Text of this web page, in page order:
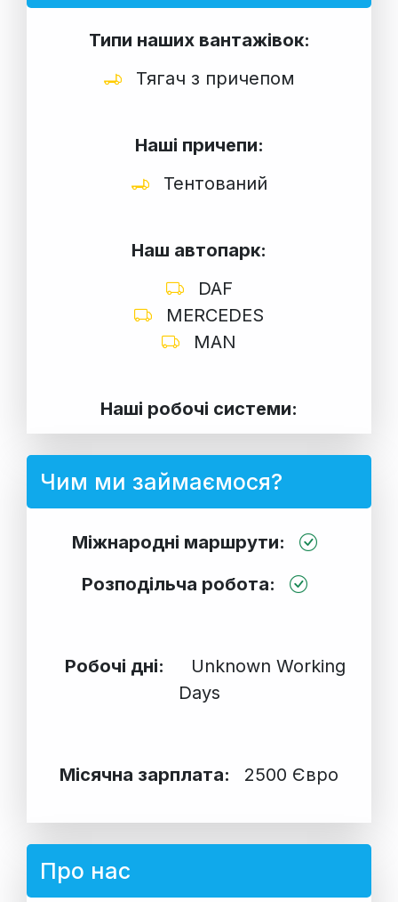
Типи наших вантажівок:
Тягач з причепом
Наші причепи:
Тентований
Наш автопарк:
DAF
MERCEDES
MAN
Наші робочі системи:
Чим ми займаємося?
Міжнародні маршрути:
Розподільча робота:
Робочі дні:
Unknown Working
Days
Місячна зарплата: 2500 Євро
Про нас